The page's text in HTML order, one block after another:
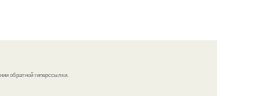
обратной гиперссылки.